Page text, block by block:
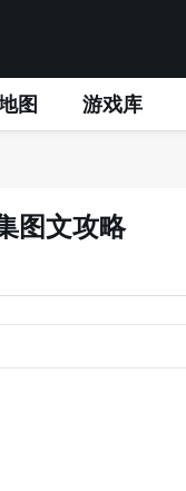
图 游戏库
图文攻略